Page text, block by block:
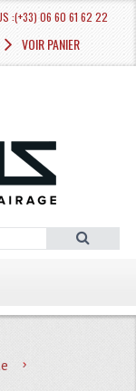
:(+33) 06 60 61 62 22
VOIR PANIER